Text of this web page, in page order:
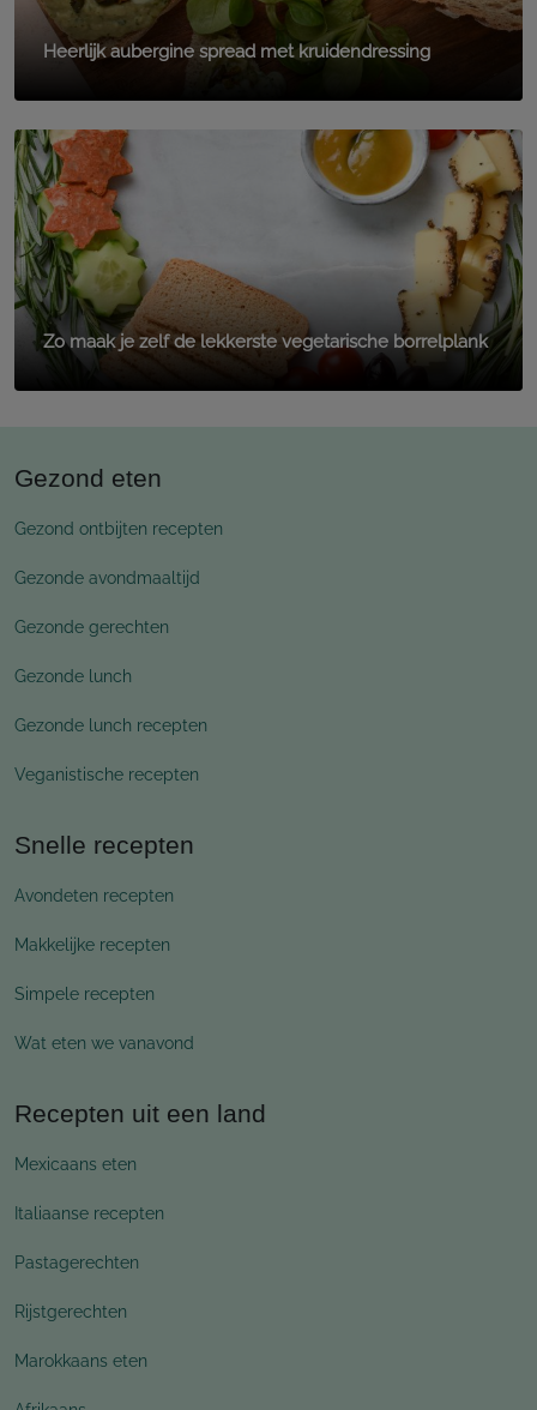
Heerlijk aubergine spread met kruidendressing
Zo maak je zelf de lekkerste vegetarische borrelplank
Gezond eten
Gezond ontbijten recepten
Gezonde avondmaaltijd
Gezonde gerechten
Gezonde lunch
Gezonde lunch recepten
Veganistische recepten
Snelle recepten
Avondeten recepten
Makkelijke recepten
Simpele recepten
Wat eten we vanavond
Recepten uit een land
Mexicaans eten
Italiaanse recepten
Pastagerechten
Rijstgerechten
Marokkaans eten